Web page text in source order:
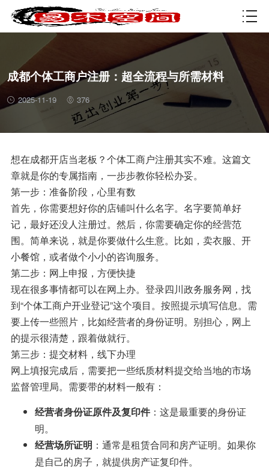
资质许可
成都个体工商户注册：超全流程与所需材料
2025-11-19 376
想在成都开店当老板？个体工商户注册其实不难。这篇文
章就是你的专属指南，一步步教你轻松办妥。
第一步：准备阶段，心里有数
首先，你需要想好你的店铺叫什么名字。名字要简单好
记，最好还没人注册过。然后，你需要确定你的经营范
围。简单来说，就是你要做什么生意。比如，卖衣服、开
小餐馆，或者做个小小的咨询服务。
第二步：网上申报，方便快捷
现在很多事情都可以在网上办。登录四川政务服务网，找
到“个体工商户开业登记”这个项目。按照提示填写信息。需
要上传一些照片，比如经营者的身份证明。别担心，网上
的提示很清楚，跟着做就行。
第三步：提交材料，线下办理
网上填报完成后，需要把一些纸质材料提交给当地的市场
监督管理局。需要带的材料一般有：
经营者身份证原件及复印件：这是最重要的身份证
明。
经营场所证明 ：通常是租赁合同和房产证明。如果你
是自己的房子，就提供房产证复印件。